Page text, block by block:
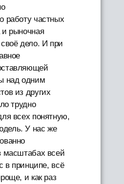
работу частных
рыночная
дело. И при
над одним
из других
трудно
всех понятную,
У нас же
масштабах всей
в принципе, всё
и как раз